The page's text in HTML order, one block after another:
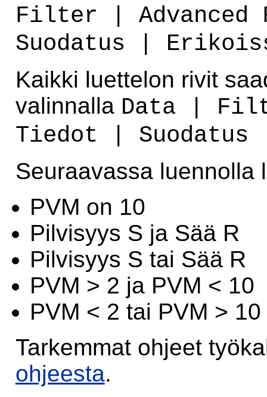
Filter |
Suodatus |
Kaikki luettelon rivit
valinnalla Data |
Tiedot |
Seuraavassa luennolla
PVM on 10
Pilvisyys S ja Sää R
Pilvisyys S tai Sää R
PVM > 2 ja PVM < 10
PVM < 2 tai PVM > 10
Tarkemmat ohjeet
ohjeesta.